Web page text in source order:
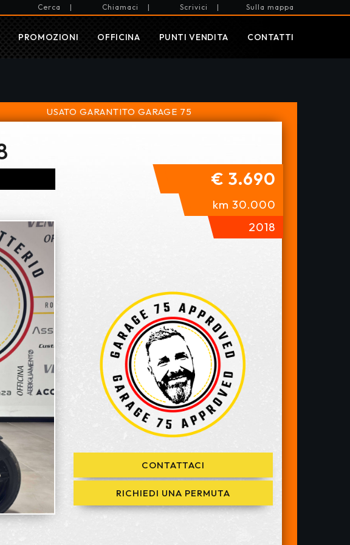
Cerca | Chiamaci | Scrivici | Sulla mappa
PROMOZIONI OFFICINA PUNTI VENDITA CONTATTI
USATO GARANTITO GARAGE 75
€ 3.690
km 30.000
2018
CONTATTACI
RICHIEDI UNA PERMUTA